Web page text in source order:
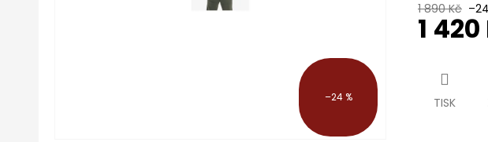
–24 %
1 890 Kč
1
TISK